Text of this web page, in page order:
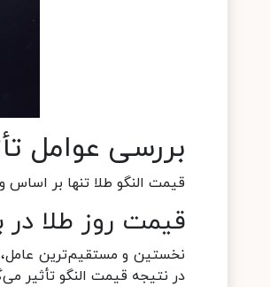
بررسی عوامل
قیمت النگو طلا تنها بر
قیمت روز طلا در
در نتیجه قیمت النگو تأثیر